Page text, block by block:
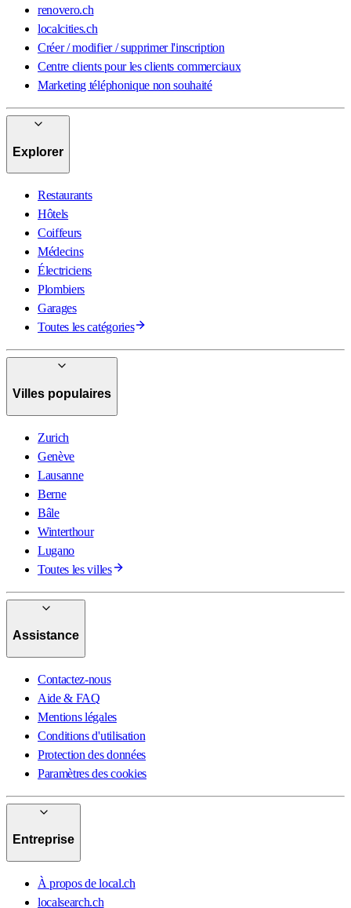
renovero.ch
localcities.ch
Créer / modifier / supprimer l'inscription
Centre clients pour les clients commerciaux
Marketing téléphonique non souhaité
Explorer
Restaurants
Hôtels
Coiffeurs
Médecins
Électriciens
Plombiers
Garages
Toutes les catégories
Villes populaires
Zurich
Genève
Lausanne
Berne
Bâle
Winterthour
Lugano
Toutes les villes
Assistance
Contactez-nous
Aide & FAQ
Mentions légales
Conditions d'utilisation
Protection des données
Paramètres des cookies
Entreprise
À propos de local.ch
localsearch.ch